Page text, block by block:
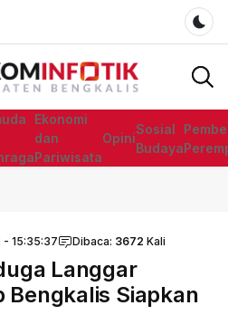
Ekonomi
dan
Pariwisata
Opini
Sosial
Budaya
15:35:37 Dibaca: 3672 Kali
Langgar
Siapkan